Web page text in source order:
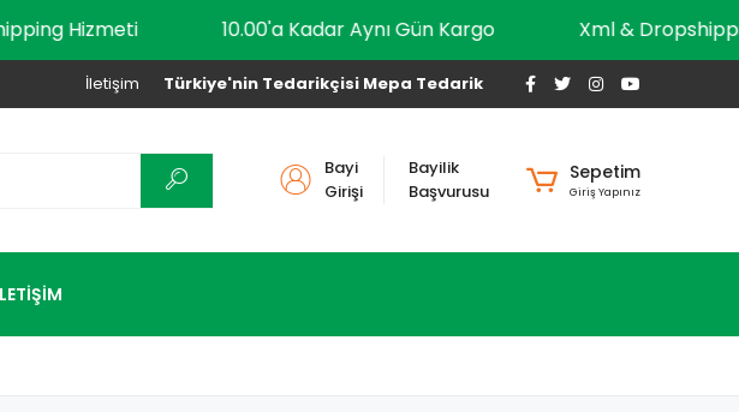
Hizmeti 10.00'a Kadar Aynı Gün Kargo Xml &
Türkiye'nin Tedarikçisi Mepa Tedarik
İletişim
Bayi
Girişi
Bayilik
Başvurusu
Sepetim
Giriş Yapınız